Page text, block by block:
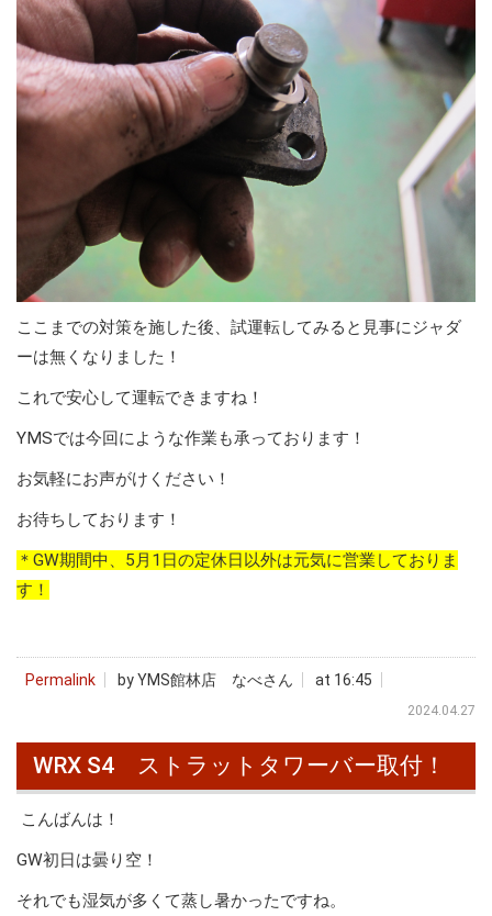
ここまでの対策を施した後、試運転してみると見事にジャダ
ーは無くなりました！
これで安心して運転できますね！
YMSでは今回にような作業も承っております！
お気軽にお声がけください！
お待ちしております！
＊GW期間中、5月1日の定休日以外は元気に営業しておりま
す！
Permalink by YMS館林店 なべさん at 16:45
2024.04.27
WRX S4 ストラットタワーバー取付！
こんばんは！
GW初日は曇り空！
それでも湿気が多くて蒸し暑かったですね。